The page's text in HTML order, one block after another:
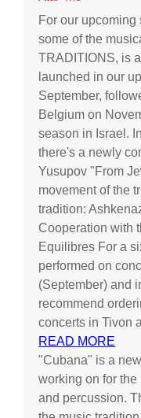
For our
some of the
TRADITIONS, is
launched in our
September,
Belgium on
season in Israel.
there's a newly
Yusupov "From
movement of the
tradition:
Cooperation with
Equilibres For a
performed on
(September) and
recommend
concerts in Tivon
READ MORE
"Cubana" is a
working on for
and percussion.